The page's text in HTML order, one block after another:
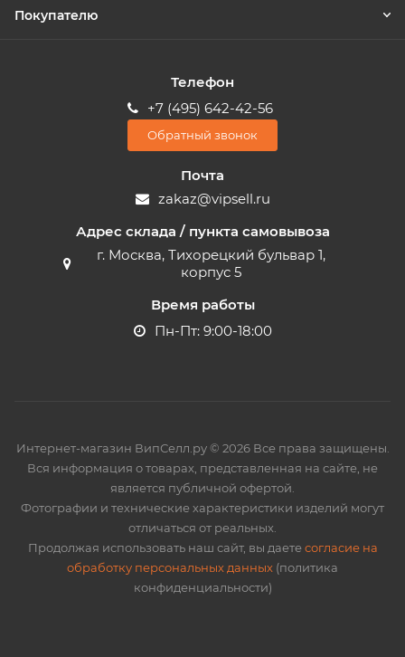
Покупателю
Телефон
+7 (495) 642-42-56
Обратный звонок
Почта
zakaz@vipsell.ru
Адрес склада / пункта самовывоза
г. Москва, Тихорецкий бульвар 1,
корпус 5
Время работы
Пн-Пт: 9:00-18:00
Интернет-магазин ВипСелл.ру © 2026 Все права защищены.
Вся информация о товарах, представленная на сайте, не
является публичной офертой.
Фотографии и технические характеристики изделий могут
отличаться от реальных.
Продолжая использовать наш сайт, вы даетесогласие на
обработку персональных данных (политика
конфиденциальности)